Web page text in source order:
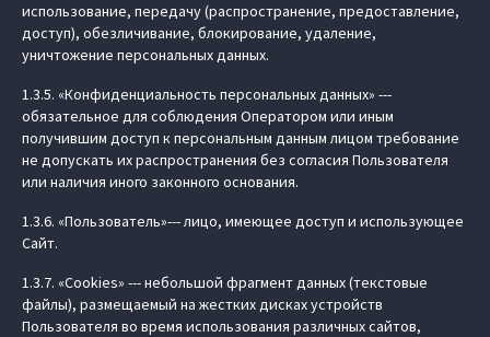
использование, передачу (распространение, предоставление,
доступ), обезличивание, блокирование, удаление,
уничтожение персональных данных.
1.3.5. «Конфиденциальность персональных данных» ---
обязательное для соблюдения Оператором или иным
получившим доступ к персональным данным лицом требование
не допускать их распространения без согласия Пользователя
или наличия иного законного основания.
1.3.6. «Пользователь»--- лицо, имеющее доступ и использующее
Сайт.
1.3.7. «Cookies» --- небольшой фрагмент данных (текстовые
файлы), размещаемый на жестких дисках устройств
Пользователя во время использования различных сайтов,